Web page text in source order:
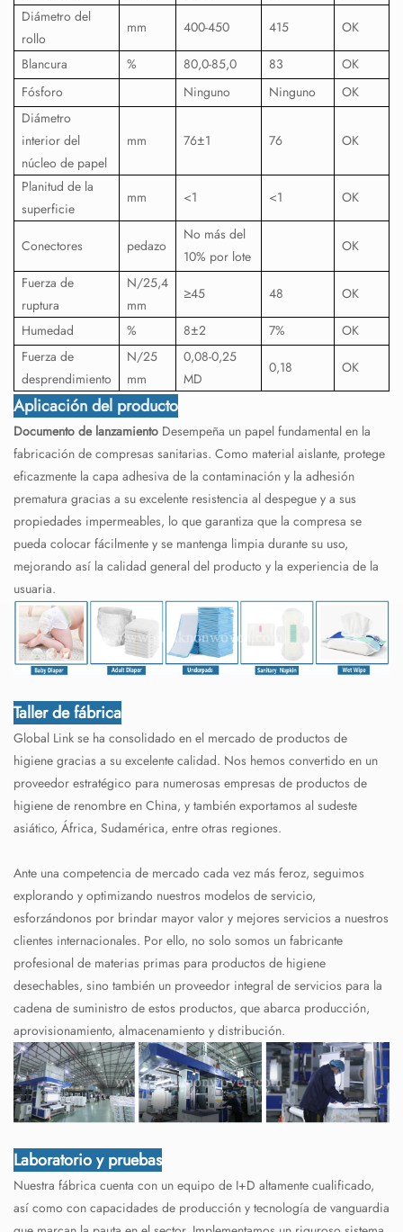
Diámetro del
rollo
mm 400-450 415 OK
Blancura % 80,0-85,0 83
OK
Fósforo
Ninguno Ninguno
OK
Diámetro
interior del
núcleo de papel
mm 76±1 76 OK
Planitud de la
superficie
mm <1 <1 OK
Conectores pedazo
No más del
10% por lote
OK
Fuerza de
ruptura
N/25,4
mm
≥45 48 OK
Humedad % 8±2 7%
OK
Fuerza de
desprendimiento
N/25
mm
0,08-0,25
MD
0,18 OK
Aplicación del producto
Documento de lanzamiento Desempeña un papel fundamental en la
fabricación de compresas sanitarias. Como material aislante, protege
eficazmente la capa adhesiva de la contaminación y la adhesión
prematura gracias a su excelente resistencia al despegue y a sus
propiedades impermeables, lo que garantiza que la compresa se
pueda colocar fácilmente y se mantenga limpia durante su uso,
mejorando así la calidad general del producto y la experiencia de la
usuaria.
Taller de fábrica
Global Link se ha consolidado en el mercado de productos de
higiene gracias a su excelente calidad. Nos hemos convertido en un
proveedor estratégico para numerosas empresas de productos de
higiene de renombre en China, y también exportamos al sudeste
asiático, África, Sudamérica, entre otras regiones.
Ante una competencia de mercado cada vez más feroz, seguimos
explorando y optimizando nuestros modelos de servicio,
esforzándonos por brindar mayor valor y mejores servicios a nuestros
clientes internacionales. Por ello, no solo somos un fabricante
profesional de materias primas para productos de higiene
desechables, sino también un proveedor integral de servicios para la
cadena de suministro de estos productos, que abarca producción,
aprovisionamiento, almacenamiento y distribución.
Laboratorio y pruebas
Nuestra fábrica cuenta con un equipo de I+D altamente cualificado,
así como con capacidades de producción y tecnología de vanguardia